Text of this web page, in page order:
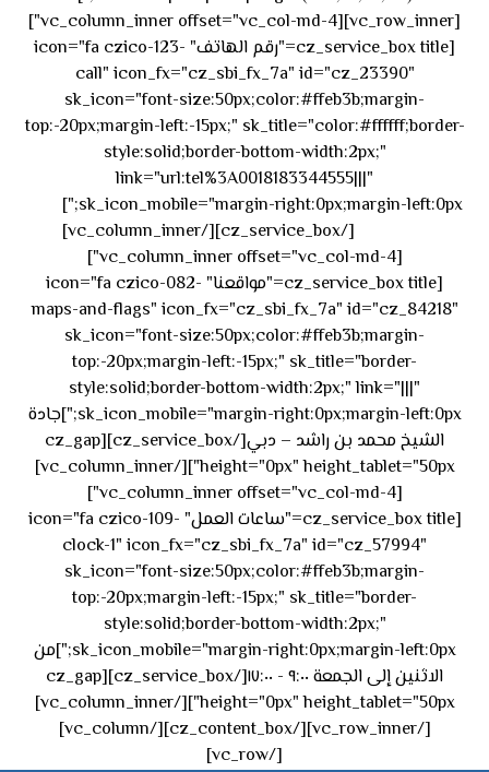
[vc_row_inner][vc_column_inner offset="vc_col-md-4"]
[cz_service_box title="رقم الهاتف" icon="fa czico-123-
call" icon_fx="cz_sbi_fx_7a" id="cz_23390"
sk_icon="font-size:50px;color:#ffeb3b;margin-
top:-20px;margin-left:-15px;" sk_title="color:#ffffff;border-
style:solid;border-bottom-width:2px;"
link="url:tel%3A0018183344555|||"
sk_icon_mobile="margin-right:0px;margin-left:0px;"]
[/cz_service_box][/vc_column_inner]
[vc_column_inner offset="vc_col-md-4"]
[cz_service_box title="مواقعنا" icon="fa czico-082-
maps-and-flags" icon_fx="cz_sbi_fx_7a" id="cz_84218"
sk_icon="font-size:50px;color:#ffeb3b;margin-
top:-20px;margin-left:-15px;" sk_title="border-
style:solid;border-bottom-width:2px;" link="|||"
sk_icon_mobile="margin-right:0px;margin-left:0px;"]جادة
الشيخ محمد بن راشد – دبي[/cz_service_box][cz_gap
height="0px" height_tablet="50px"][/vc_column_inner]
[vc_column_inner offset="vc_col-md-4"]
[cz_service_box title="ساعات العمل" icon="fa czico-109-
clock-1" icon_fx="cz_sbi_fx_7a" id="cz_57994"
sk_icon="font-size:50px;color:#ffeb3b;margin-
top:-20px;margin-left:-15px;" sk_title="border-
style:solid;border-bottom-width:2px;"
sk_icon_mobile="margin-right:0px;margin-left:0px;"]من
الاثنين إلى الجمعة ٩:٠٠ - ١٧:٠٠[/cz_service_box][cz_gap
height="0px" height_tablet="50px"][/vc_column_inner]
[/vc_row_inner][/cz_content_box][/vc_column]
[/vc_row]